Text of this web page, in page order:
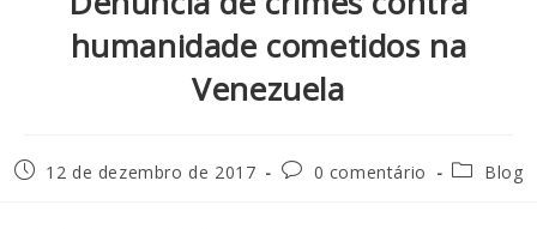
humanidade cometidos na
Venezuela
12 de dezembro de 2017 0 comentário Blog